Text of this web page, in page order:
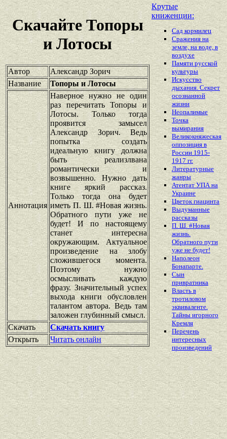
Скачайте Топоры
и Лотосы
Автор
Александр Зорич
Название
Топоры и Лотосы
Аннотация
Наверное нужно не один
раз перечитать Топоры и
Лотосы. Только тогда
проявится замысел
Александр Зорич. Ведь
попытка создать
идеальную книгу должна
быть реализлвана
романтически и
возвышенно. Нужно дать
книге яркий рассказ.
Только тогда она будет
иметь П. Ш. #Новая жизнь.
Обратного пути уже не
будет! И по настоящему
станет интересна
окружающим. Актуальное
произведение на злобу
сложившегося момента.
Поэтому нужно
осмысливать каждую
фразу. Значительный успех
выхода книги обусловлен
талантом автора. Ведь там
заложен глубинный смысл.
Скачать
Скачать книгу
Открыть
Читать онлайн
Крутые
книженции:
Сад кормилец
Сражения на
земле, на воде, в
воздухе
Памяти русской
культуры
Искусство
дыхания. Секрет
осознанной
жизни
Неопалимые
Точка
вымирания
Великокняжеская
оппозиция в
России 1915-
1917 гг.
Литературные
жанры
Атентат УПА на
Украине
Цветок гиацинта
Выдуманные
рассказы
П. Ш. #Новая
жизнь.
Обратного пути
уже не будет!
Наполеон
Бонапарте.
Сын
привратника
Власть в
тротиловом
эквиваленте.
Тайны игорного
Кремля
Перечень
интересных
произведений